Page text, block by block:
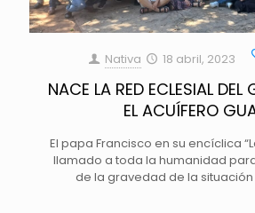
Nativa 18 abril, 2023
NACE LA RED ECLESIAL
EL ACUÍFERO
El papa Francisco en su encíclica
llamado a toda la humanidad
de la gravedad de la